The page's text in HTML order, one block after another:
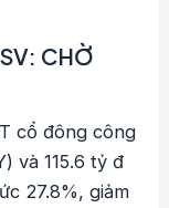
CHỜ
cổ đông công
và 115.6 tỷ đ
27.8%, giảm